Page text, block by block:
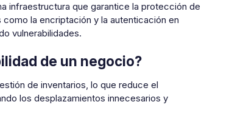
infraestructura que garantice la protección de
la encriptación y la autenticación en
vulnerabilidades.
de un negocio?
de inventarios, lo que reduce el
los desplazamientos innecesarios y